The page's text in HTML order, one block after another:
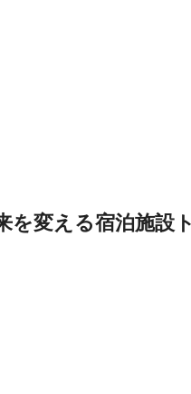
変える宿泊施設